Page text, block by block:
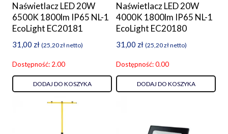
Naświetlacz LED 20W
6500K 1800lm IP65 NL-1
EcoLight EC20181
31,00 zł (25,20złnetto)
Dostępność: 2.00
DODAJ DO KOSZYKA
Naświetlacz LED 20W
4000K 1800lm IP65 NL-1
EcoLight EC20180
31,00 zł (25,20złnetto)
Dostępność: 0.00
DODAJ DO KOSZYKA